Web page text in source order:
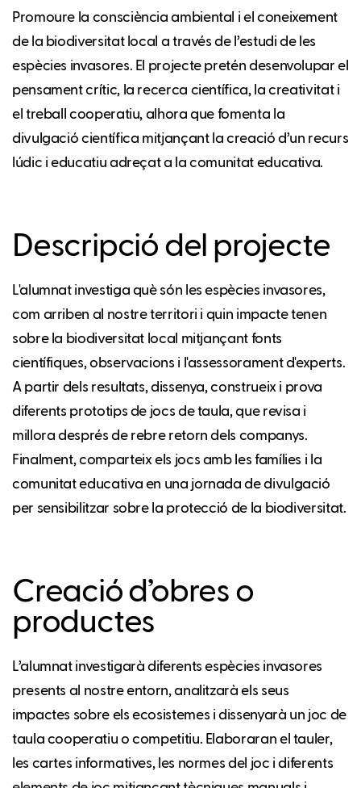
Promoure la consciència ambiental i el coneixement
de la biodiversitat local a través de l’estudi de les
espècies invasores. El projecte pretén desenvolupar el
pensament crític, la recerca científica, la creativitat i
el treball cooperatiu, alhora que fomenta la
divulgació científica mitjançant la creació d’un recurs
lúdic i educatiu adreçat a la comunitat educativa.
Descripció del projecte
L'alumnat investiga què són les espècies invasores,
com arriben al nostre territori i quin impacte tenen
sobre la biodiversitat local mitjançant fonts
científiques, observacions i l'assessorament d'experts.
A partir dels resultats, dissenya, construeix i prova
diferents prototips de jocs de taula, que revisa i
millora després de rebre retorn dels companys.
Finalment, comparteix els jocs amb les famílies i la
comunitat educativa en una jornada de divulgació
per sensibilitzar sobre la protecció de la biodiversitat.
Creació d’obres o
productes
L’alumnat investigarà diferents espècies invasores
presents al nostre entorn, analitzarà els seus
impactes sobre els ecosistemes i dissenyarà un joc de
taula cooperatiu o competitiu. Elaboraran el tauler,
les cartes informatives, les normes del joc i diferents